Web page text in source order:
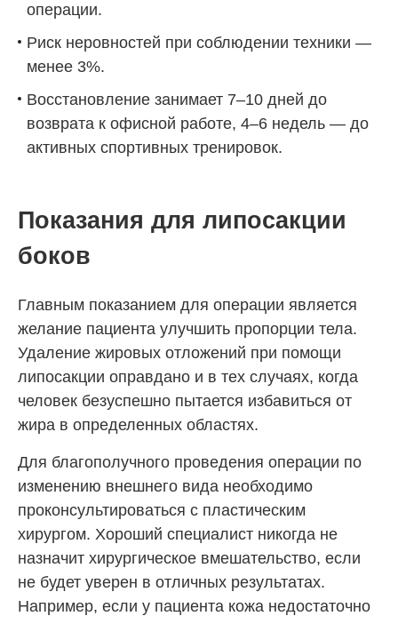
операции.
Риск неровностей при соблюдении техники —
менее 3%.
Восстановление занимает 7–10 дней до
возврата к офисной работе, 4–6 недель — до
активных спортивных тренировок.
Показания для липосакции
боков
Главным показанием для операции является
желание пациента улучшить пропорции тела.
Удаление жировых отложений при помощи
липосакции оправдано и в тех случаях, когда
человек безуспешно пытается избавиться от
жира в определенных областях.
Для благополучного проведения операции по
изменению внешнего вида необходимо
проконсультироваться с пластическим
хирургом. Хороший специалист никогда не
назначит хирургическое вмешательство, если
не будет уверен в отличных результатах.
Например, если у пациента кожа недостаточно